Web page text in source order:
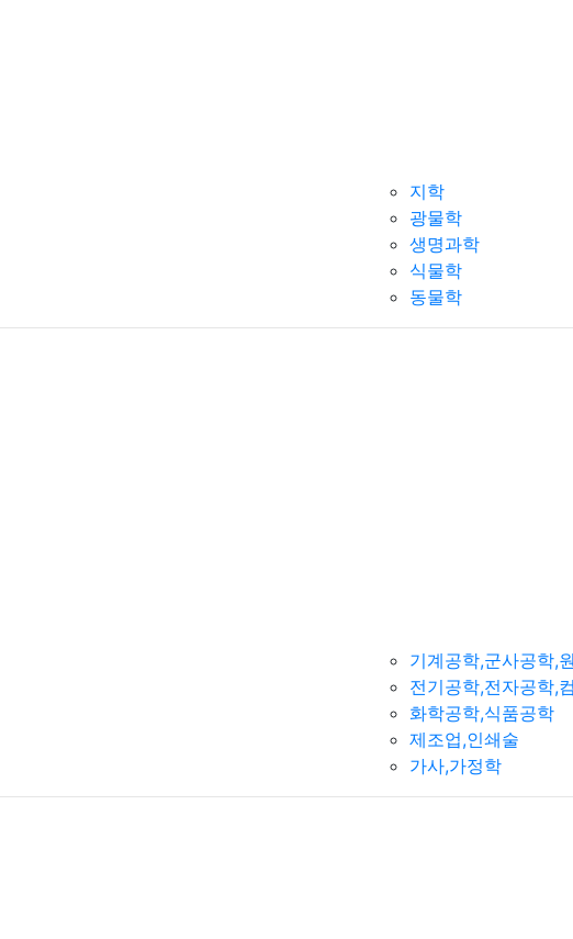
지학
광물학
생명과학
식물학
동물학
기계공학,군사공학,
전기공학,전자공학,
화학공학,식품공학
제조업,인쇄술
가사,가정학